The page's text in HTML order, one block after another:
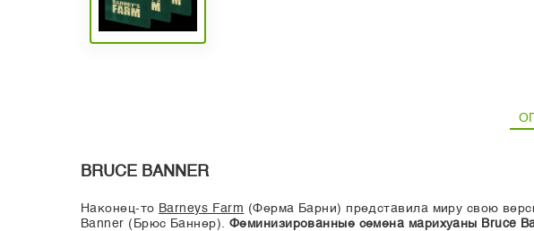
BRUCE BANNER
Наконец-то Barneys Farm (Ферма Барни) представила миру свою
Banner (Брюс Баннер). Феминизированные семена марихуаны Bruce